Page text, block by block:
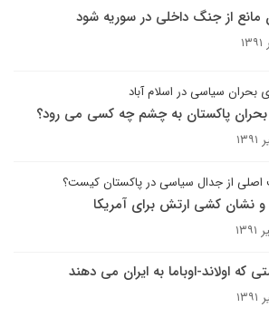
مانع از جنگ داخلی در سوریه شود
بحران سیاسی در اسلام آباد
پاکستان به چشم چه کسی می رود؟
از جدال سیاسی در پاکستان کیست؟
نشان کشی ارتش برای آمریکا
که اولاند-اوباما به ایران می دهند